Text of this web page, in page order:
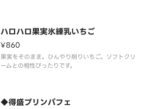
ハロハロ果実氷練乳いちご
¥860
果実をそのまま。ひんやり削りいちご。ソフトクリ
ームとの相性ぴったりです。
◆得盛プリンパフェ